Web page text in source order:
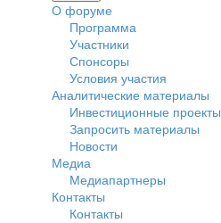
О форуме
Программа
Участники
Спонсоры
Условия участия
Аналитические материалы
Инвестиционные проекты
Запросить материалы
Новости
Медиа
Медиапартнеры
Контакты
Контакты